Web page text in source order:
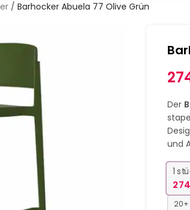
/ Barhocker Abuela 77 Olive Grün
Der
und
1